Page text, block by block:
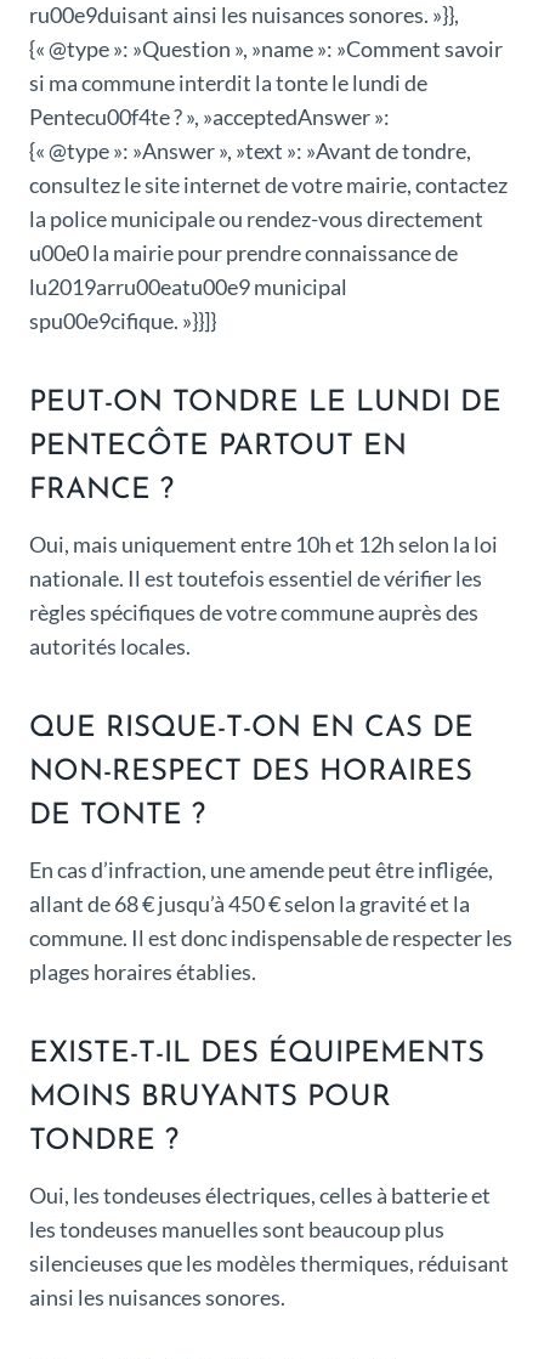
ru00e9duisant ainsi les nuisances sonores. »}},
{« @type »: »Question », »name »: »Comment savoir
si ma commune interdit la tonte le lundi de
Pentecu00f4te ? », »acceptedAnswer »:
{« @type »: »Answer », »text »: »Avant de tondre,
consultez le site internet de votre mairie, contactez
la police municipale ou rendez-vous directement
u00e0 la mairie pour prendre connaissance de
lu2019arru00eatu00e9 municipal
spu00e9cifique. »}}]}
PEUT-ON TONDRE LE LUNDI DE
PENTECÔTE PARTOUT EN
FRANCE ?
Oui, mais uniquement entre 10h et 12h selon la loi
nationale. Il est toutefois essentiel de vérifier les
règles spécifiques de votre commune auprès des
autorités locales.
QUE RISQUE-T-ON EN CAS DE
NON-RESPECT DES HORAIRES
DE TONTE ?
En cas d’infraction, une amende peut être infligée,
allant de 68 € jusqu’à 450 € selon la gravité et la
commune. Il est donc indispensable de respecter les
plages horaires établies.
EXISTE-T-IL DES ÉQUIPEMENTS
MOINS BRUYANTS POUR
TONDRE ?
Oui, les tondeuses électriques, celles à batterie et
les tondeuses manuelles sont beaucoup plus
silencieuses que les modèles thermiques, réduisant
ainsi les nuisances sonores.